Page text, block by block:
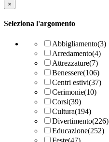
×
Seleziona l'argomento
Abbigliamento(3)
Arredamento(4)
Attrezzature(7)
Benessere(106)
Centri estivi(37)
Cerimonie(10)
Corsi(39)
Cultura(194)
Divertimento(226)
Educazione(252)
Feste(47)